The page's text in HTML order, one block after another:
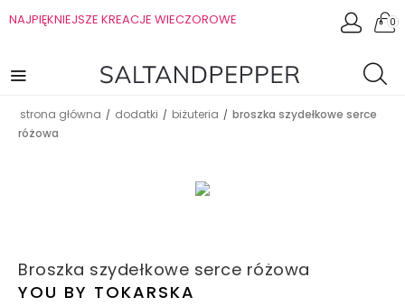
NAJPIĘKNIEJSZE KREACJE WIECZOROWE 0
strona główna / dodatki / biżuteria / broszka szydełkowe serce
różowa
Broszka szydełkowe serce różowa
YOU BY TOKARSKA